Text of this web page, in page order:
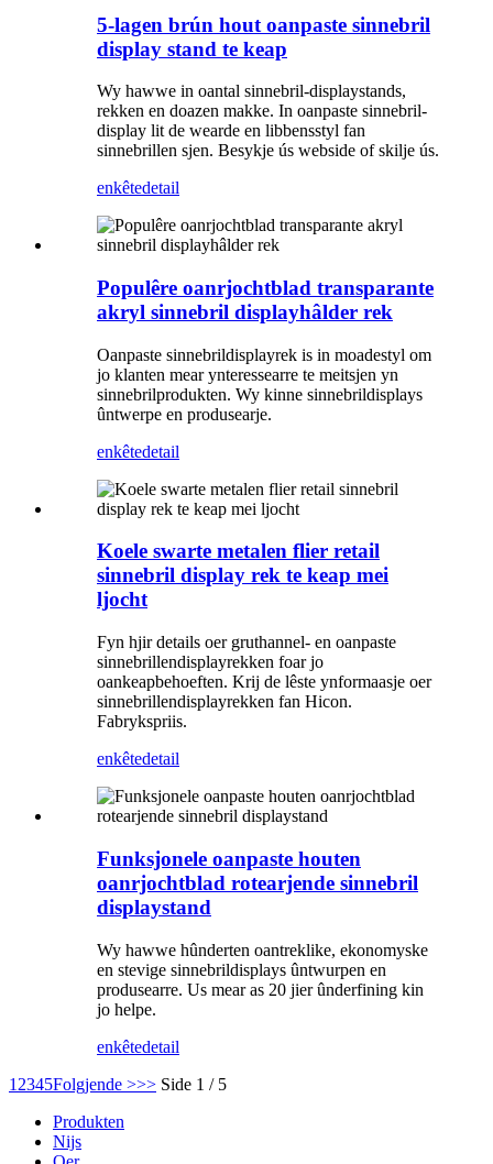
5-lagen brún hout oanpaste sinnebril
display stand te keap
Wy hawwe in oantal sinnebril-displaystands,
rekken en doazen makke. In oanpaste sinnebril-
display lit de wearde en libbensstyl fan
sinnebrillen sjen. Besykje ús webside of skilje ús.
enkêtedetail
Populêre oanrjochtblad transparante
akryl sinnebril displayhâlder rek
Oanpaste sinnebrildisplayrek is in moadestyl om
jo klanten mear ynteressearre te meitsjen yn
sinnebrilprodukten. Wy kinne sinnebrildisplays
ûntwerpe en produsearje.
enkêtedetail
Koele swarte metalen flier retail
sinnebril display rek te keap mei
ljocht
Fyn hjir details oer gruthannel- en oanpaste
sinnebrillendisplayrekken foar jo
oankeapbehoeften. Krij de lêste ynformaasje oer
sinnebrillendisplayrekken fan Hicon.
Fabrykspriis.
enkêtedetail
Funksjonele oanpaste houten
oanrjochtblad rotearjende sinnebril
displaystand
Wy hawwe hûnderten oantreklike, ekonomyske
en stevige sinnebrildisplays ûntwurpen en
produsearre. Us mear as 20 jier ûnderfining kin
jo helpe.
enkêtedetail
1 2345Folgjende >>> Side 1 / 5
Produkten
Nijs